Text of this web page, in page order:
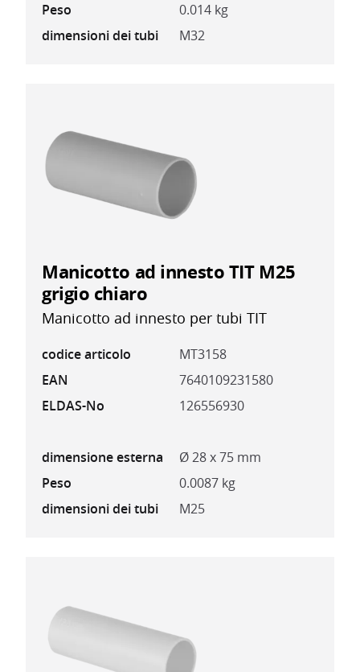
Peso
0.014 kg
dimensioni dei tubi
M32
Manicotto ad innesto TIT M25
grigio chiaro
Manicotto ad innesto per tubi TIT
codice articolo
MT3158
EAN
7640109231580
ELDAS-No
126556930
dimensione esterna
Ø 28 x 75 mm
Peso
0.0087 kg
dimensioni dei tubi
M25